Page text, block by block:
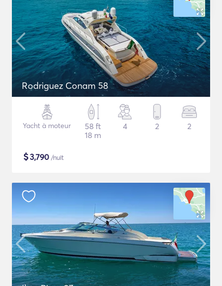
Rodriguez Conam 58
Yacht à moteur
58 ft
18 m
4 2 2
$3,790 /nuit